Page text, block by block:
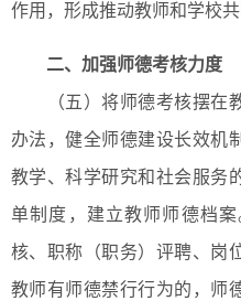
作用，形成推动教师和学校共
二、加强师德考核力度
（五）将师德考核摆在教
办法，健全师德建设长效机
教学、科学研究和社会服务
单制度，建立教师师德档
核、职称（职务）评聘、岗
教师有师德禁行行为的，师